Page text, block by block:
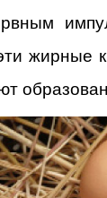
жирные